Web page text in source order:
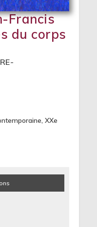
Francis
du corps
,XXe